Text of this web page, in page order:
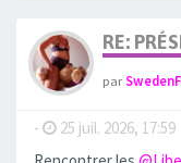
RE:
par
- 25 juil. 2026, 17:59